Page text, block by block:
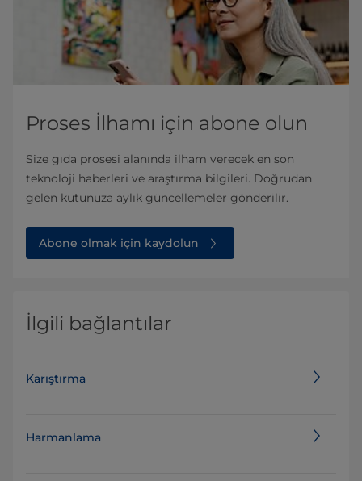
Proses İlhamı için abone olun
Size gıda prosesi alanında ilham verecek en son
teknoloji haberleri ve araştırma bilgileri. Doğrudan
gelen kutunuza aylık güncellemeler gönderilir.
Abone olmak için kaydolun
İlgili bağlantılar
Karıştırma
Harmanlama